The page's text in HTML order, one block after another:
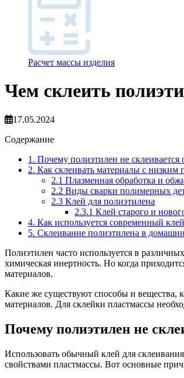
Расчет массы изделия
Чем склеить
17.05.2024
Содержание
1. Почему полиэтилен не
2. Как склеивать материалы с
2.1 Плазменная обработка и
2.2 Виды сварки полимерных
2.3 Клей для полиэтилена
2.3.1 Клей старого и
4. Как используется современный
5. Склеивание полиэтилена в
Полиэтилен часто используется в
химическая инертность. Но когда
материалов.
Какие же существуют способы и вещества,
материалов. Для склейки пластмассы
Почему полиэтилен не
Использовать обычный клей для
свойствами пластмассы. Вот основные